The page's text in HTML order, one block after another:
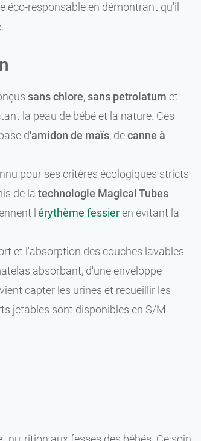
éco-responsable en démontrant qu'il
sans chlore,sans petrolatum et
la peau de bébé et la nature. Ces
d'amidon de maïs, decanne à
pour ses critères écologiques stricts
de la technologie Magical Tubes
l'érythème fessieren évitant la
et l'absorption des couches lavables
absorbant, d'une enveloppe
capter les urines et recueillir les
jetables sont disponibles en S/M